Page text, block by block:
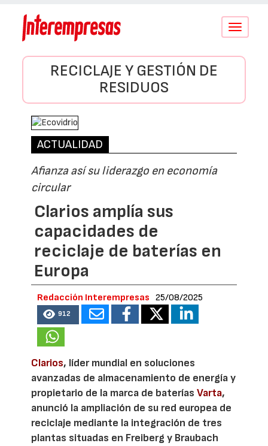
Conmutar
RECICLAJE Y GESTIÓN DE
RESIDUOS
ACTUALIDAD
Afianza así su liderazgo en economía
circular
Clarios amplía sus
capacidades de
reciclaje de baterías en
Europa
Redacción Interempresas 25/08/2025
912
Clarios, líder mundial en soluciones
avanzadas de almacenamiento de energía y
propietario de la marca de bateríasVarta,
anunció la ampliación de su red europea de
reciclaje mediante la integración de tres
plantas situadas en Freiberg y Braubach